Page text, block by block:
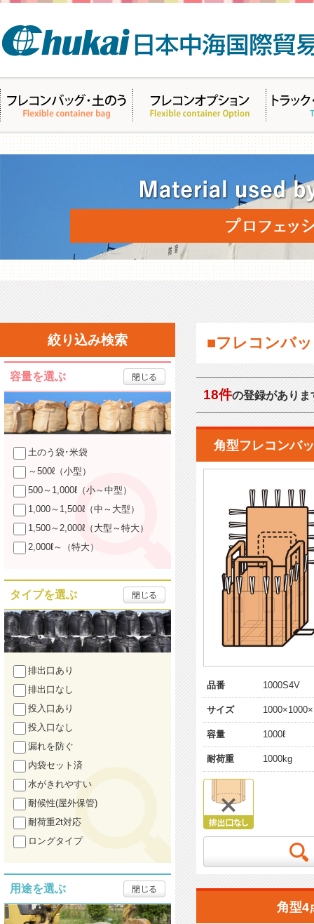
絞り込み検索
容量を選ぶ
土のう袋･米袋
～500ℓ（小型）
500～1,000ℓ（小～中型）
1,000～1,500ℓ（中～大型）
1,500～2,000ℓ（大型～特大）
2,000ℓ～（特大）
タイプを選ぶ
排出口あり
排出口なし
投入口あり
投入口なし
漏れを防ぐ
内袋セット済
水がきれやすい
耐候性(屋外保管)
耐荷重2t対応
ロングタイプ
用途を選ぶ
■フレコンバ
18件の登録がありま
角型フレコンバ
品番 1000S4V
サイズ
容量 1000ℓ
耐荷重 1000kg
角型4